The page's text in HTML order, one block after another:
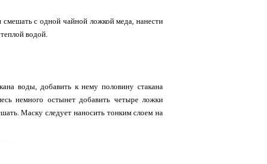
смешать с одной чайной ложкой меда, нанести
водой.
воды, добавить к нему половину стакана
немного остынет добавить четыре ложки
Маску следует наносить тонким слоем на